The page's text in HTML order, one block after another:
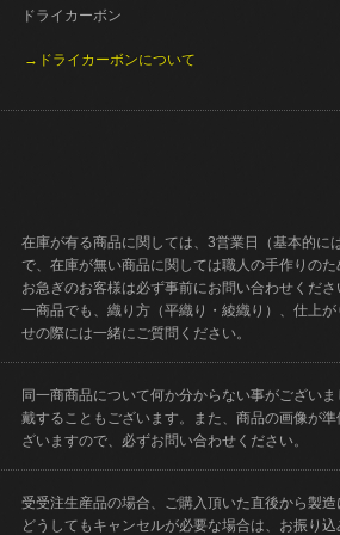
ドライカーボン
→ドライカーボンについて
在庫が有る商品に関しては、3営業日（基本的に
で、在庫が無い商品に関しては職人の手作りの
お急ぎのお客様は必ず事前にお問い合わせくだ
一商品でも、織り方（平織り・綾織り）、仕上
せの際には一緒にご質問ください。
同一商商品について何か分からない事がござい
戴することもございます。また、商品の画像が
ざいますので、必ずお問い合わせください。
受受注生産品の場合、ご購入頂いた直後から製
どうしてもキャンセルが必要な場合は、お振り